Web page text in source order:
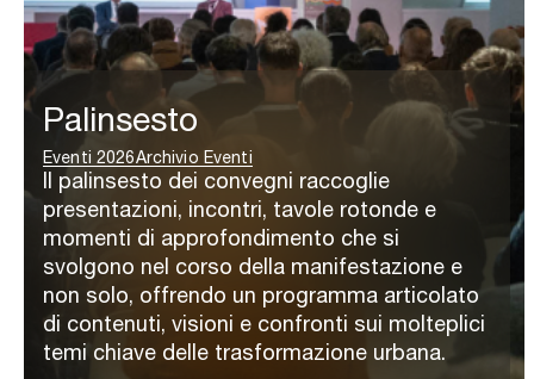
Palinsesto
Eventi 2026Archivio Eventi
Il palinsesto dei convegni raccoglie
presentazioni, incontri, tavole rotonde e
momenti di approfondimento che si
svolgono nel corso della manifestazione e
non solo, offrendo un programma articolato
di contenuti, visioni e confronti sui molteplici
temi chiave delle trasformazione urbana.